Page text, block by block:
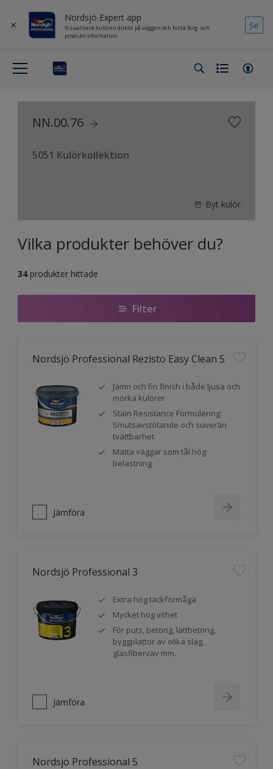
Nordsjö Expert app
Visualisera kulören direkt på väggen och hitta färg- och
produktinformation
Se
NN.00.76
5051 Kulörkollektion
Byt kulör
Vilka produkter behöver du?
34 produkter hittade
Filter
Nordsjö Professional Rezisto Easy Clean 5
Jämn och fin finish i både ljusa och
mörka kulörer
Stain Resistance Formulering:
Smutsavstötande och suverän
tvättbarhet
Matta väggar som tål hög
belastning
Jämföra
Nordsjö Professional 3
Extra hög täckförmåga
Mycket hög vithet
För puts, betong, lättbetong,
byggplattor av olika slag,
glasfiberväv mm.
Jämföra
Nordsjö Professional 5